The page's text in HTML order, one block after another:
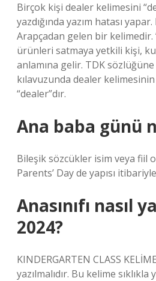
Birçok kişi dealer kelimesini
yazdığında yazım hatası
Arapçadan gelen bir kelimedir.
ürünleri satmaya yetkili kişi,
anlamına gelir. TDK sözlüğüne
kılavuzunda dealer kelimesinin
“dealer”dır.
Ana baba günü
Bileşik sözcükler isim veya fiil
Parents’ Day de yapısı
Anasınıfı nasıl
2024?
KINDERGARTEN CLASS
yazılmalıdır. Bu kelime sıklıkla